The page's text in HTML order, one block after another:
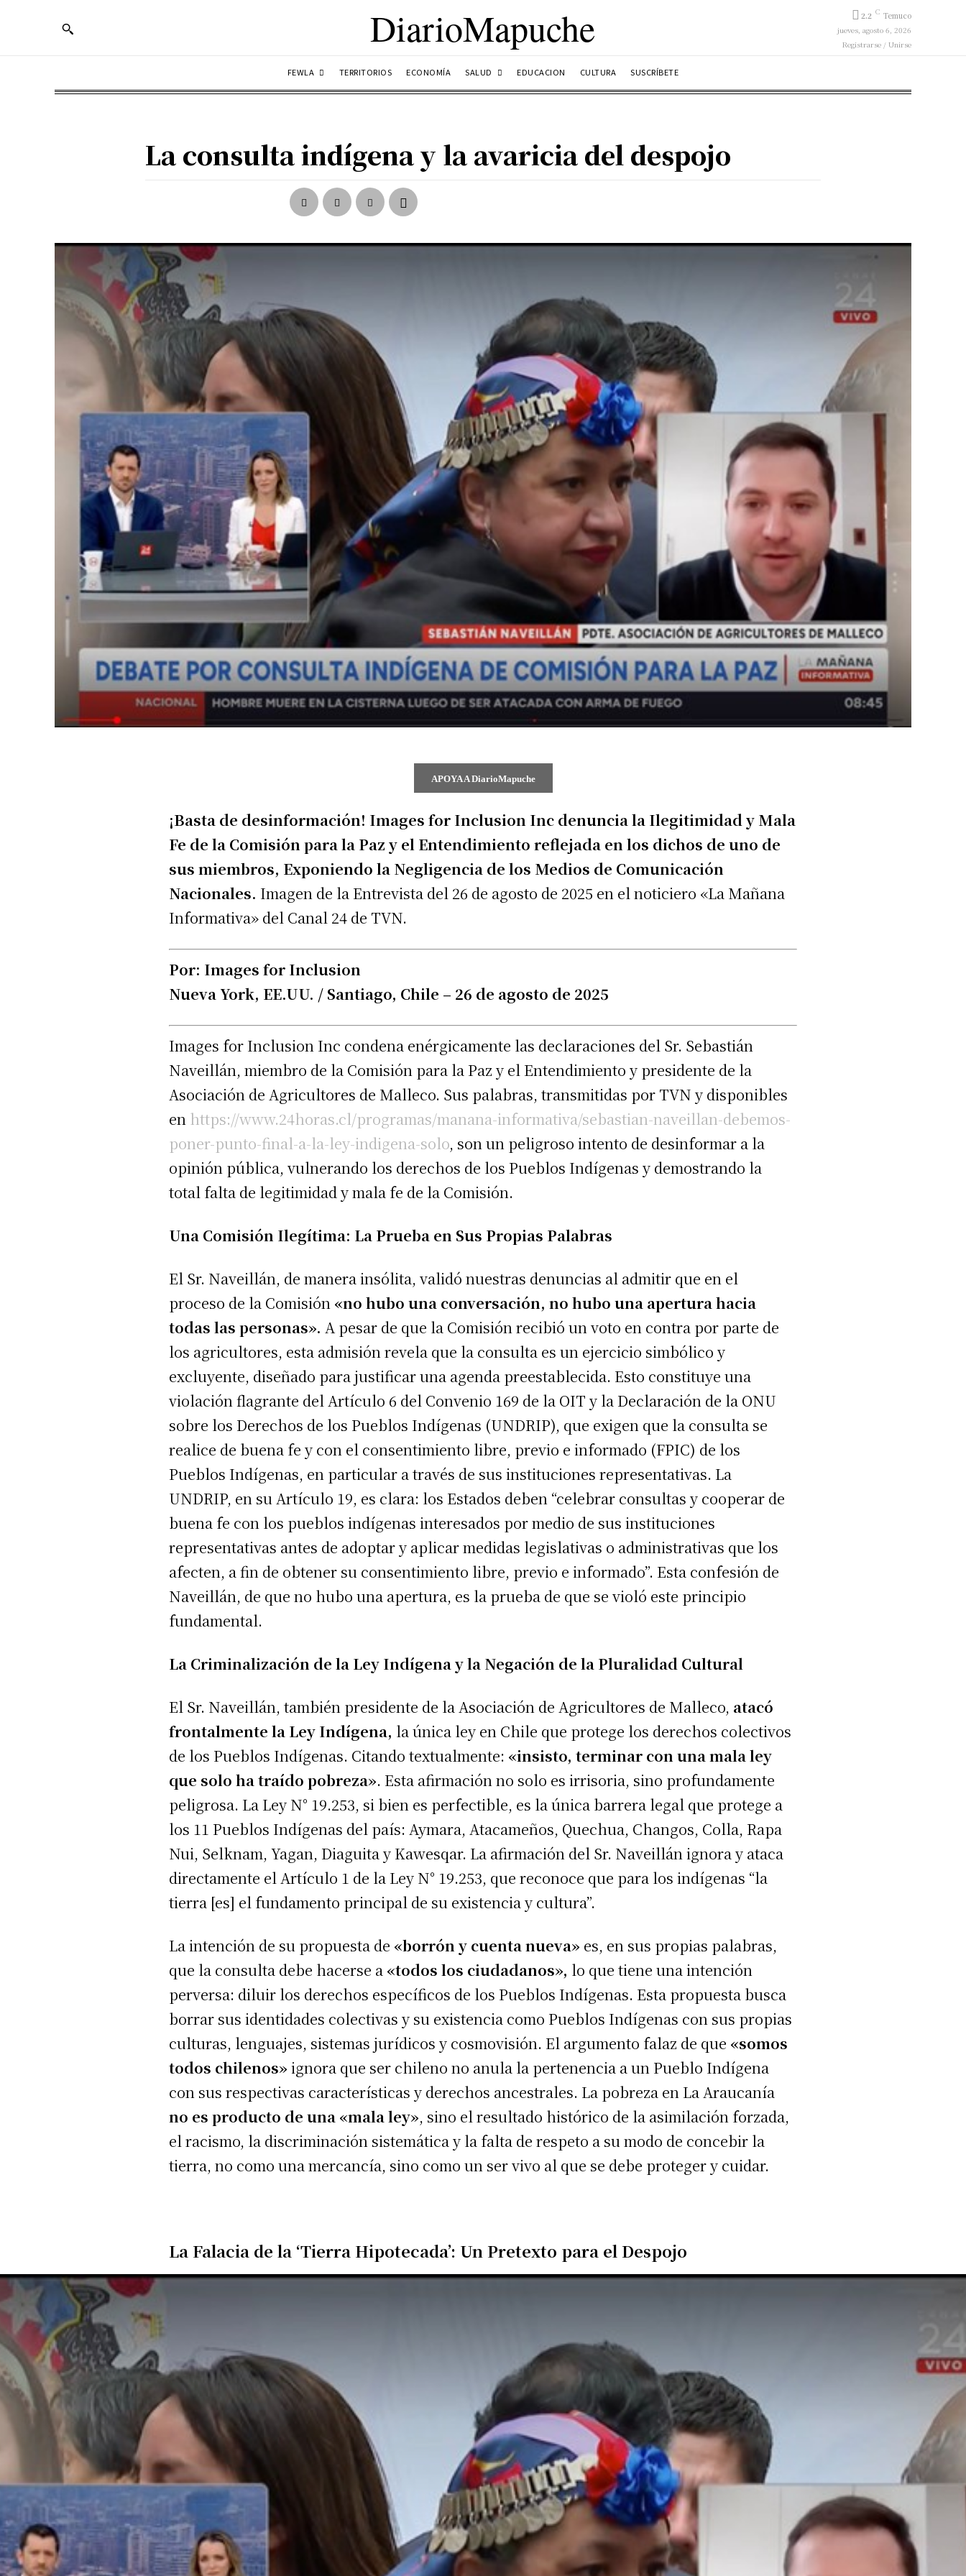
DiarioMapuche 2.2 C Temuco
jueves, agosto 6, 2026
Registrarse / Unirse
FEWLA TERRITORIOS ECONOMÍA SALUD EDUCACION CULTURA SUSCRÍBETE
La consulta indígena y la avaricia del despojo
APOYA A DiarioMapuche
¡Basta de desinformación! Images for Inclusion Inc denuncia la Ilegitimidad y Mala
Fe de la Comisión para la Paz y el Entendimiento reflejada en los dichos de uno de
sus miembros, Exponiendo la Negligencia de los Medios de Comunicación
Nacionales. Imagen de la Entrevista del 26 de agosto de 2025 en el noticiero «La Mañana
Informativa» del Canal 24 de TVN.
Por: Images for Inclusion
Nueva York, EE.UU. / Santiago, Chile – 26 de agosto de 2025
Images for Inclusion Inc condena enérgicamente las declaraciones del Sr. Sebastián
Naveillán, miembro de la Comisión para la Paz y el Entendimiento y presidente de la
Asociación de Agricultores de Malleco. Sus palabras, transmitidas por TVN y disponibles
en https://www.24horas.cl/programas/manana-informativa/sebastian-naveillan-debemos-
poner-punto-final-a-la-ley-indigena-solo, son un peligroso intento de desinformar a la
opinión pública, vulnerando los derechos de los Pueblos Indígenas y demostrando la
total falta de legitimidad y mala fe de la Comisión.
Una Comisión Ilegítima: La Prueba en Sus Propias Palabras
El Sr. Naveillán, de manera insólita, validó nuestras denuncias al admitir que en el
proceso de la Comisión «no hubo una conversación, no hubo una apertura hacia
todas las personas». A pesar de que la Comisión recibió un voto en contra por parte de
los agricultores, esta admisión revela que la consulta es un ejercicio simbólico y
excluyente, diseñado para justificar una agenda preestablecida. Esto constituye una
violación flagrante del Artículo 6 del Convenio 169 de la OIT y la Declaración de la ONU
sobre los Derechos de los Pueblos Indígenas (UNDRIP), que exigen que la consulta se
realice de buena fe y con el consentimiento libre, previo e informado (FPIC) de los
Pueblos Indígenas, en particular a través de sus instituciones representativas. La
UNDRIP, en su Artículo 19, es clara: los Estados deben “celebrar consultas y cooperar de
buena fe con los pueblos indígenas interesados por medio de sus instituciones
representativas antes de adoptar y aplicar medidas legislativas o administrativas que los
afecten, a fin de obtener su consentimiento libre, previo e informado”. Esta confesión de
Naveillán, de que no hubo una apertura, es la prueba de que se violó este principio
fundamental.
La Criminalización de la Ley Indígena y la Negación de la Pluralidad Cultural
El Sr. Naveillán, también presidente de la Asociación de Agricultores de Malleco, atacó
frontalmente la Ley Indígena, la única ley en Chile que protege los derechos colectivos
de los Pueblos Indígenas. Citando textualmente: «insisto, terminar con una mala ley
que solo ha traído pobreza». Esta afirmación no solo es irrisoria, sino profundamente
peligrosa. La Ley N° 19.253, si bien es perfectible, es la única barrera legal que protege a
los 11 Pueblos Indígenas del país: Aymara, Atacameños, Quechua, Changos, Colla, Rapa
Nui, Selknam, Yagan, Diaguita y Kawesqar. La afirmación del Sr. Naveillán ignora y ataca
directamente el Artículo 1 de la Ley N° 19.253, que reconoce que para los indígenas “la
tierra [es] el fundamento principal de su existencia y cultura”.
La intención de su propuesta de «borrón y cuenta nueva» es, en sus propias palabras,
que la consulta debe hacerse a «todos los ciudadanos», lo que tiene una intención
perversa: diluir los derechos específicos de los Pueblos Indígenas. Esta propuesta busca
borrar sus identidades colectivas y su existencia como Pueblos Indígenas con sus propias
culturas, lenguajes, sistemas jurídicos y cosmovisión. El argumento falaz de que «somos
todos chilenos»ignora que ser chileno no anula la pertenencia a un Pueblo Indígena
con sus respectivas características y derechos ancestrales. La pobreza en La Araucanía
no es producto de una «mala ley», sino el resultado histórico de la asimilación forzada,
el racismo, la discriminación sistemática y la falta de respeto a su modo de concebir la
tierra, no como una mercancía, sino como un ser vivo al que se debe proteger y cuidar.
La Falacia de la ‘Tierra Hipotecada’: Un Pretexto para el Despojo